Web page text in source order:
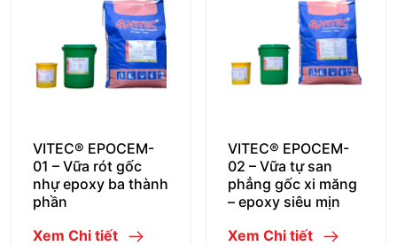
VITEC® EPOCEM-
01 – Vữa rót gốc
nhự epoxy ba thành
phần
Xem Chi tiết
VITEC® EPOCEM-
02 – Vữa tự san
phẳng gốc xi măng
– epoxy siêu mịn
Xem Chi tiết